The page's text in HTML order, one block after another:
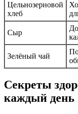
Цельнозерновой
хлеб
Сыр
Зелёный чай
Секреты
каждый день